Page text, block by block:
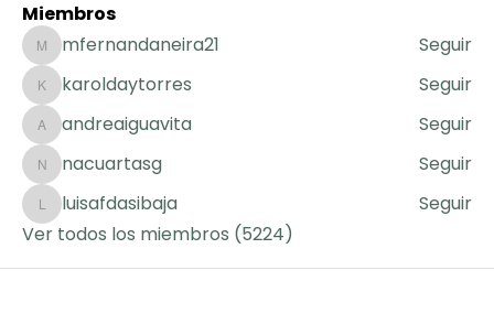
Miembros
mfernandaneira21
mfernandaneira21 Seguir
karoldaytorres
karoldaytorres Seguir
andreaiguavita
andreaiguavita Seguir
nacuartasg
nacuartasg Seguir
luisafdasibaja
luisafdasibaja
Seguir
Ver todos los miembros (5224)